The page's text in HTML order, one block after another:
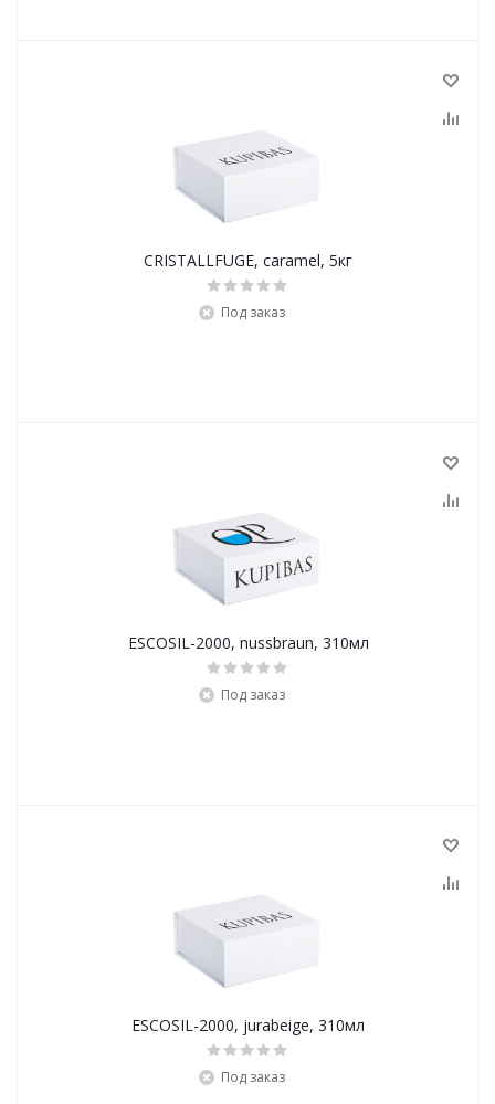
CRISTALLFUGE, caramel, 5кг
Под заказ
ESCOSIL-2000, nussbraun, 310мл
Под заказ
ESCOSIL-2000, jurabeige, 310мл
Под заказ